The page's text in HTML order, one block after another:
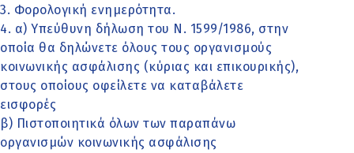
3. Φορολογική ενημερότητα.
4. α) Υπεύθυνη δήλωση του Ν. 1599/1986, στην
οποία θα δηλώνετε όλους τους οργανισμούς
κοινωνικής ασφάλισης (κύριας και επικουρικής),
στους οποίους οφείλετε να καταβάλετε
εισφορές
β) Πιστοποιητικά όλων των παραπάνω
οργανισμών κοινωνικής ασφάλισης